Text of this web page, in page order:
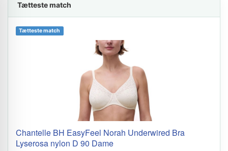
Tætteste match
Tætteste match
Chantelle BH EasyFeel Norah Underwired Bra
Lyserosa nylon D 90 Dame